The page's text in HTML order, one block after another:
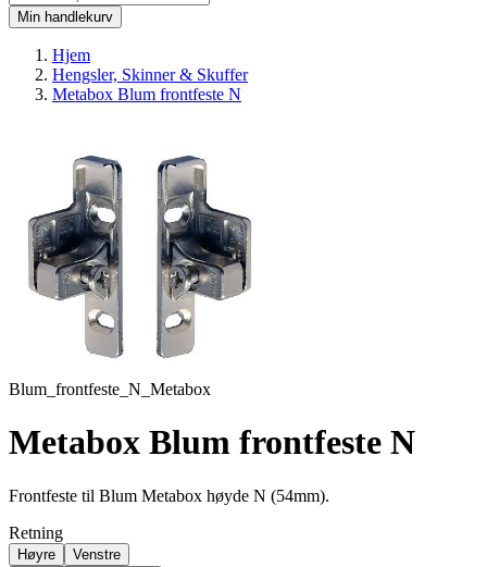
Min handlekurv
Hjem
Hengsler, Skinner & Skuffer
Metabox Blum frontfeste N
Blum_frontfeste_N_Metabox
Metabox Blum frontfeste N
Frontfeste til Blum Metabox høyde N (54mm).
Retning
Høyre
Venstre